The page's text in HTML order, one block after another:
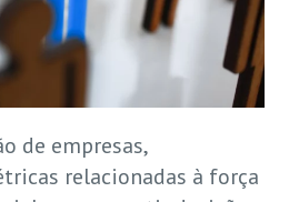
de empresas,
relacionadas à força